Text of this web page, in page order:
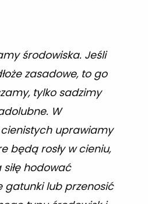
środowiska. Jeśli
zasadowe, to go
tylko sadzimy
W
uprawiamy
będą rosły w cieniu,
hodować
gatunki lub przenosić